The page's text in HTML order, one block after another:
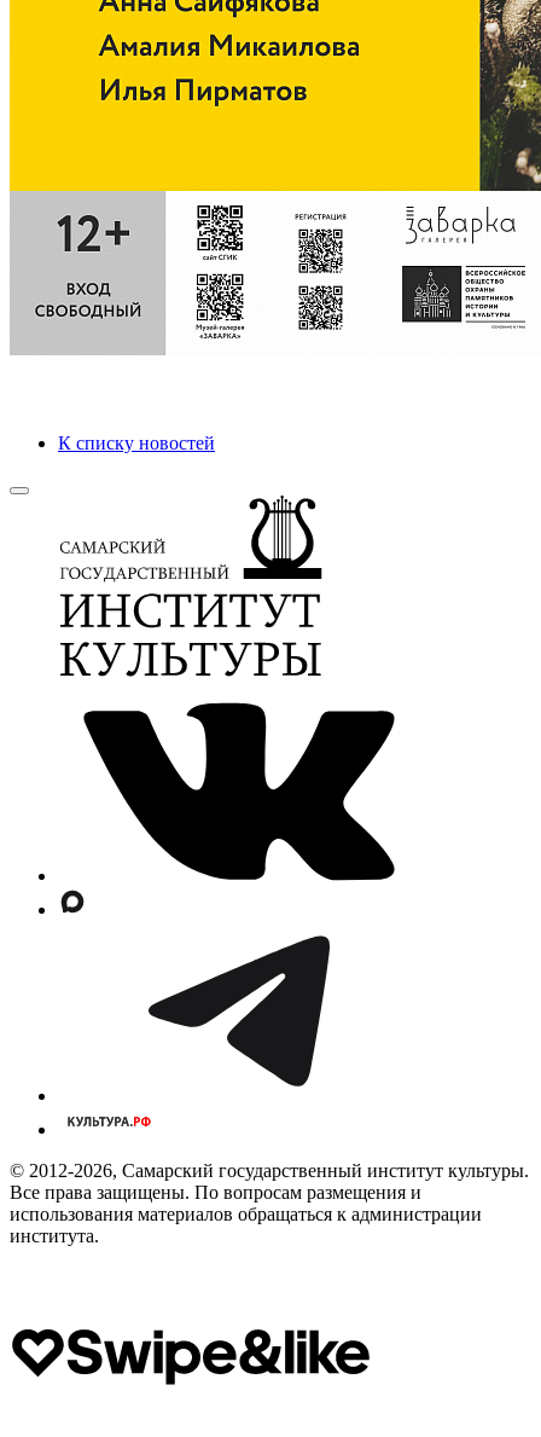
К списку новостей
© 2012-2026, Самарский государственный институт культуры.
Все права защищены. По вопросам размещения и
использования материалов обращаться к администрации
института.